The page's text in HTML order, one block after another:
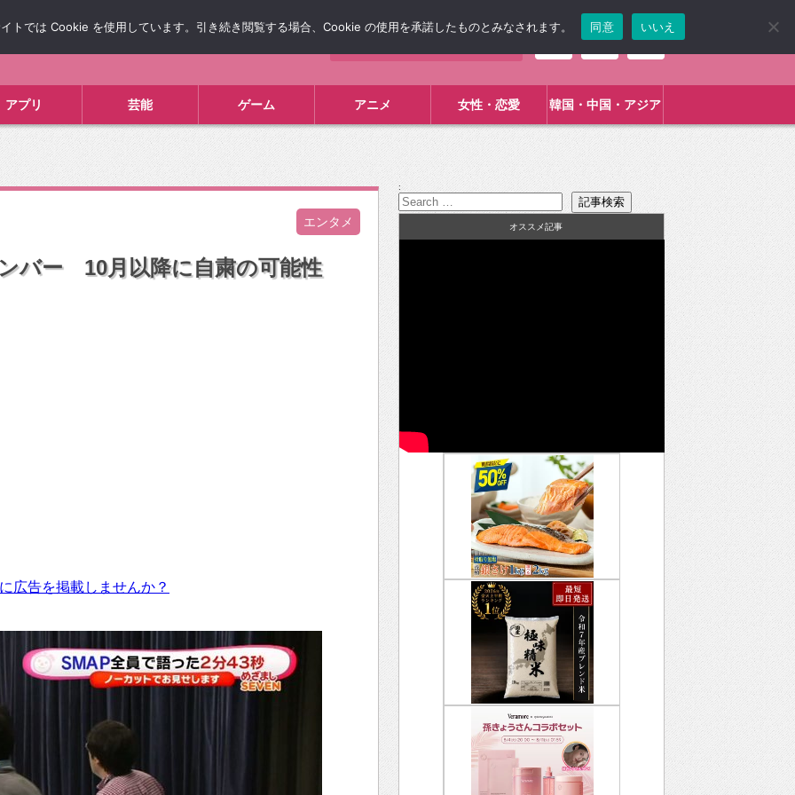
アプリ 芸能 ゲーム アニメ 女性・恋愛 韓国・中国・アジア
エンタメ
バー 10月以降に自粛の可能性
広告を掲載しませんか？
:
オススメ記事
トでは Cookie を使用しています。引き続き閲覧する場合、Cookie の使用を承諾したものとみなされます。 同意 いいえ